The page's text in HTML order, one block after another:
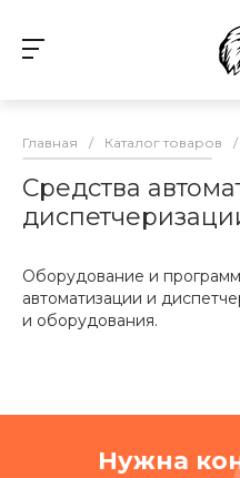
Главная / Каталог товаров /
Средства
Оборудование и
автоматизации и
и оборудования.
Нужна